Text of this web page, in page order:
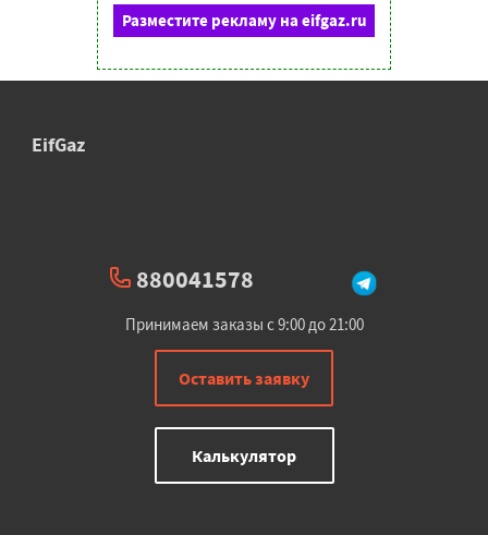
Разместите рекламу на eifgaz.ru
EifGaz
880041578
Принимаем заказы с 9:00 до 21:00
Оставить заявку
Калькулятор